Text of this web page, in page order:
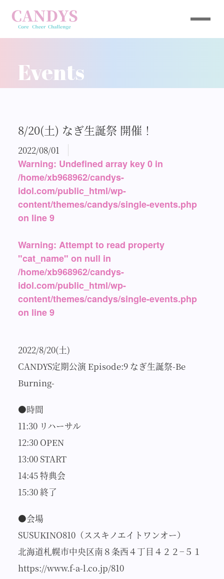
Events
8/20(土) なぎ生誕祭 開催！
2022/08/01
Warning: Undefined array key 0 in
/home/xb968962/candys-
idol.com/public_html/wp-
content/themes/candys/single-events.php
on line9
Warning: Attempt to read property
"cat_name" on null in
/home/xb968962/candys-
idol.com/public_html/wp-
content/themes/candys/single-events.php
on line9
2022/8/20(土)
CANDYS定期公演 Episode:9 なぎ生誕祭-Be
Burning-
●時間
11:30 リハーサル
12:30 OPEN
13:00 START
14:45 特典会
15:30 終了
●会場
SUSUKINO810（ススキノエイトワンオー）
北海道札幌市中央区南８条西４丁目４２２−５１
https://www.f-a-l.co.jp/810